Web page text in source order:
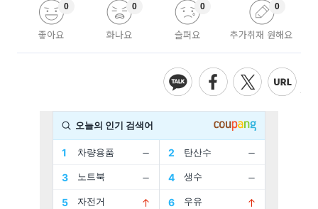
좋아요
0
화나요
0
슬퍼요
0
추가취재 원해요
0